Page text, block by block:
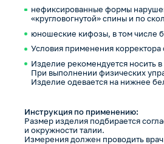
нефиксированные формы
«кругловогнутой» спины и по
юношеские кифозы, в том числе
Условия применения корректора
Изделие рекомендуется носить
При выполнении физических
Изделие одевается на нижнее
Инструкция по применению:
Размер изделия подбирается
и окружности талии.
Измерения должен проводить